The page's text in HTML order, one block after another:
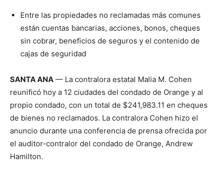
Entre las propiedades no reclamadas más comunes
están cuentas bancarias, acciones, bonos, cheques
sin cobrar, beneficios de seguros y el contenido de
cajas de seguridad
SANTA ANA — La contralora estatal Malia M. Cohen
reunificó hoy a 12 ciudades del condado de Orange y al
propio condado, con un total de $241,983.11 en cheques
de bienes no reclamados. La contralora Cohen hizo el
anuncio durante una conferencia de prensa ofrecida por
el auditor-contralor del condado de Orange, Andrew
Hamilton.